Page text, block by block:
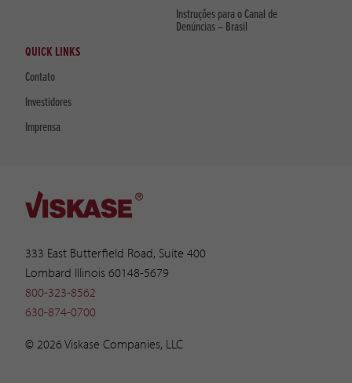
333 East Butterfield Road, Suite 400
Lombard Illinois 60148-5679
800-323-8562
630-874-0700
© 2026 Viskase Companies, LLC
Instruções para o Canal de
Denúncias – Brasil
QUICK LINKS
Contato
Investidores
Imprensa